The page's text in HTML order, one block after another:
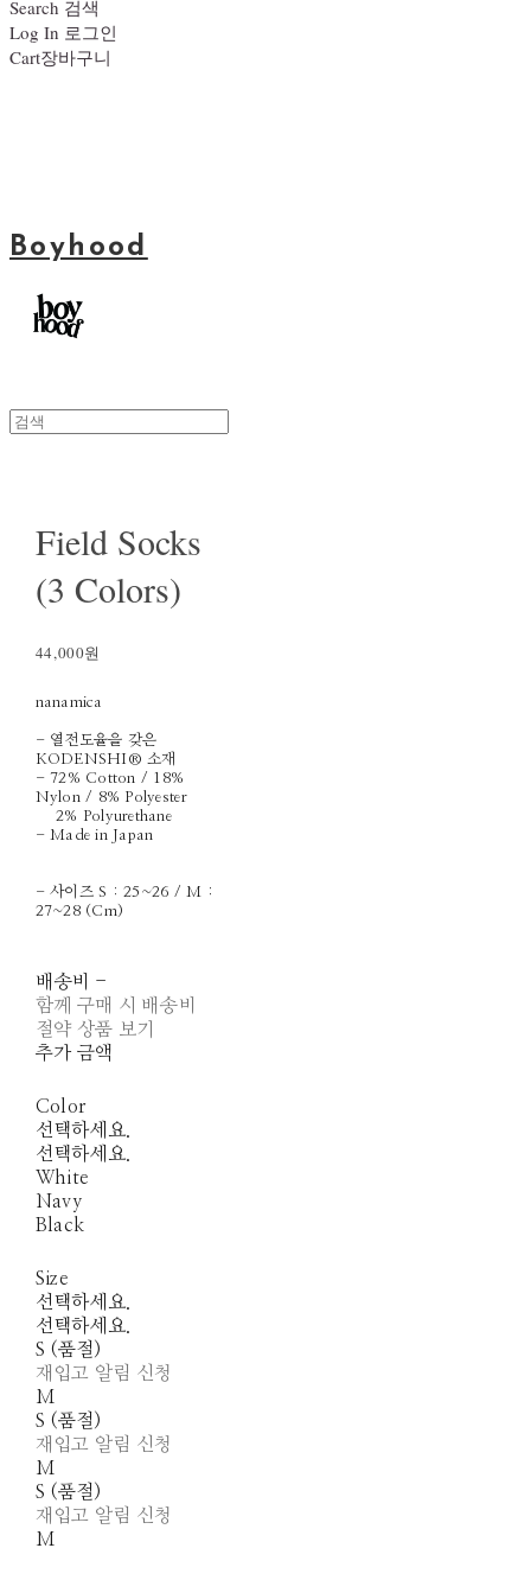
Search 검색
Log In 로그인
Cart장바구니
Boyhood
Field Socks
(3 Colors)
44,000원
nanamica
- 열전도율을 갖은
KODENSHI® 소재
- 72% Cotton / 18%
Nylon / 8% Polyester
2% Polyurethane
- Made in Japan
- 사이즈 S : 25~26 / M :
27~28 (Cm)
배송비 -
함께 구매 시 배송비
절약 상품 보기
추가 금액
Color
선택하세요.
선택하세요.
White
Navy
Black
Size
선택하세요.
선택하세요.
S (품절)
재입고 알림 신청
M
S (품절)
재입고 알림 신청
M
S (품절)
재입고 알림 신청
M